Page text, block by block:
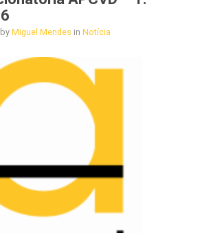
by Miguel Mendes in Notícia